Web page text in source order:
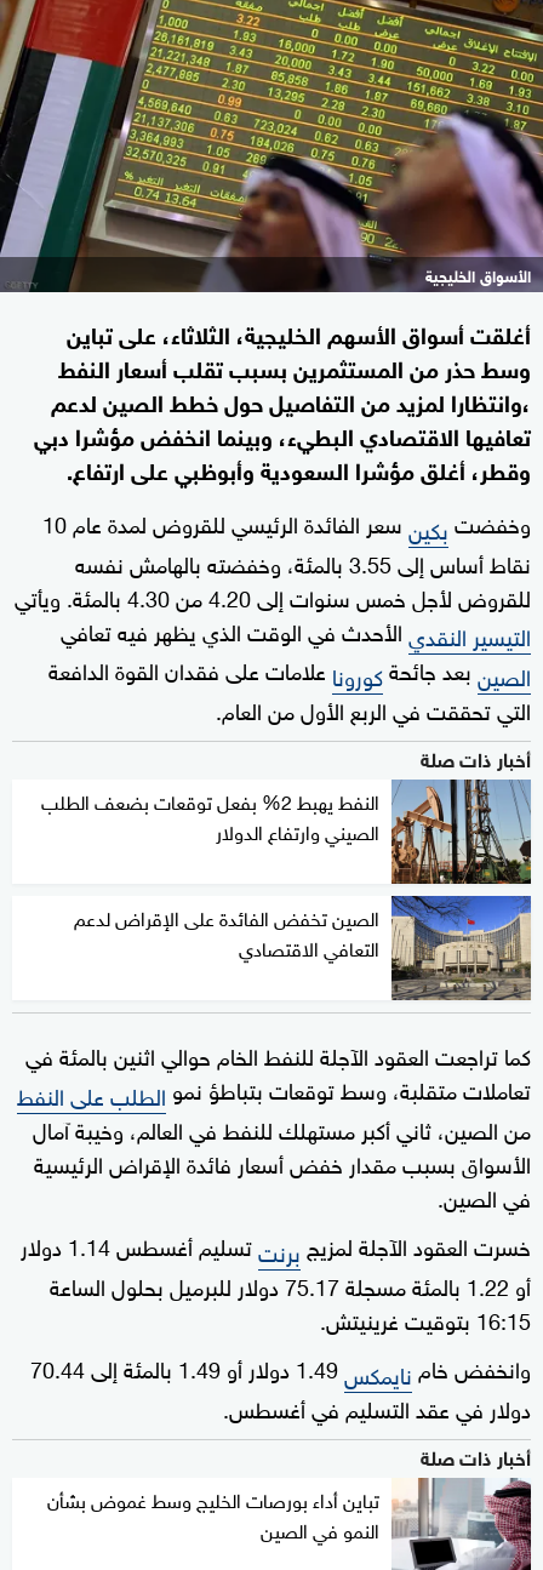
الأسواق الخليجية
أغلقت أسواق الأسهم الخليجية، الثلاثاء، على تباين
وسط حذر من المستثمرين بسبب تقلب أسعار النفط
،وانتظارا لمزيد من التفاصيل حول خطط الصين لدعم
تعافيها الاقتصادي البطيء، وبينما انخفض مؤشرا دبي
وقطر، أغلق مؤشرا السعودية وأبوظبي على ارتفاع.
وخفضتبكين
سعر الفائدة الرئيسي للقروض لمدة عام 10
نقاط أساس إلى 3.55 بالمئة، وخفضته بالهامش نفسه
للقروض لأجل خمس سنوات إلى 4.20 من 4.30 بالمئة. ويأتي
التيسير النقديالأحدث في الوقت الذي يظهر فيه تعافي
الصينبعد جائحةكورونا علامات على فقدان القوة الدافعة
التي تحققت في الربع الأول من العام.
أخبار ذات صلة
النفط يهبط 2% بفعل توقعات بضعف الطلب
الصيني وارتفاع الدولار
الصين تخفض الفائدة على الإقراض لدعم
التعافي الاقتصادي
كما تراجعت العقود الآجلة للنفط الخام حوالي اثنين بالمئة في
تعاملات متقلبة، وسط توقعات بتباطؤ نمو الطلب على النفط
من الصين، ثاني أكبر مستهلك للنفط في العالم، وخيبة آمال
الأسواق بسبب مقدار خفض أسعار فائدة الإقراض الرئيسية
في الصين.
خسرت العقود الآجلة لمزيجبرنت
تسليم أغسطس 1.14 دولار
أو 1.22 بالمئة مسجلة 75.17 دولار للبرميل بحلول الساعة
16:15 بتوقيت غرينيتش.
وانخفض خامنايمكس
1.49 دولار أو 1.49 بالمئة إلى 70.44
دولار في عقد التسليم في أغسطس.
أخبار ذات صلة
تباين أداء بورصات الخليج وسط غموض بشأن
النمو في الصين